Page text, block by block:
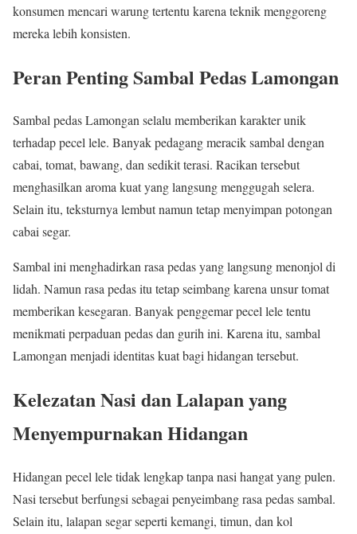
konsumen mencari warung tertentu karena teknik menggoreng
mereka lebih konsisten.
Peran Penting Sambal Pedas Lamongan
Sambal pedas Lamongan selalu memberikan karakter unik
terhadap pecel lele. Banyak pedagang meracik sambal dengan
cabai, tomat, bawang, dan sedikit terasi. Racikan tersebut
menghasilkan aroma kuat yang langsung menggugah selera.
Selain itu, teksturnya lembut namun tetap menyimpan potongan
cabai segar.
Sambal ini menghadirkan rasa pedas yang langsung menonjol di
lidah. Namun rasa pedas itu tetap seimbang karena unsur tomat
memberikan kesegaran. Banyak penggemar pecel lele tentu
menikmati perpaduan pedas dan gurih ini. Karena itu, sambal
Lamongan menjadi identitas kuat bagi hidangan tersebut.
Kelezatan Nasi dan Lalapan yang
Menyempurnakan Hidangan
Hidangan pecel lele tidak lengkap tanpa nasi hangat yang pulen.
Nasi tersebut berfungsi sebagai penyeimbang rasa pedas sambal.
Selain itu, lalapan segar seperti kemangi, timun, dan kol